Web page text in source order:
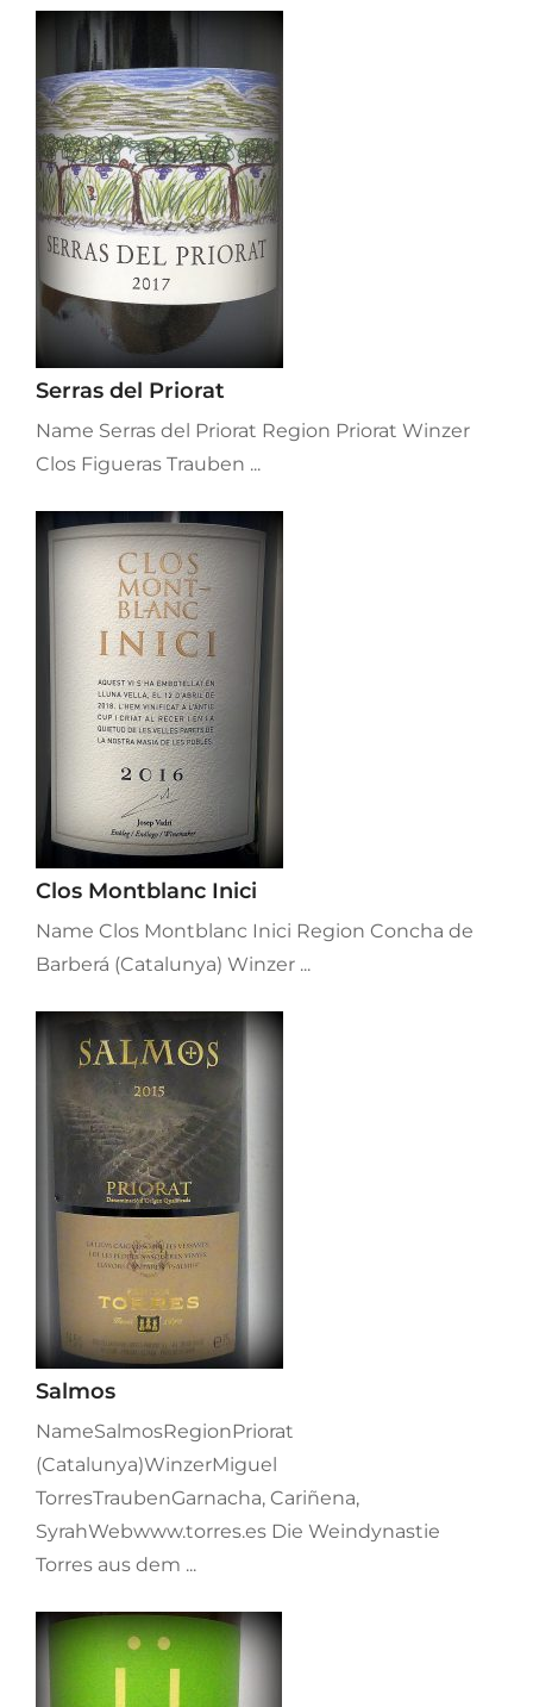
Serras del Priorat
Name Serras del Priorat Region Priorat Winzer
Clos Figueras Trauben ...
Clos Montblanc Inici
Name Clos Montblanc Inici Region Concha de
Barberá (Catalunya) Winzer ...
Salmos
NameSalmosRegionPriorat
(Catalunya)WinzerMiguel
TorresTraubenGarnacha, Cariñena,
SyrahWebwww.torres.es Die Weindynastie
Torres aus dem ...